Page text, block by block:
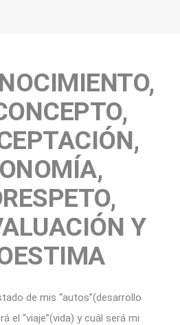
Y
de mis “autos”(desarrollo
el “viaje”(vida) y cuál será mi